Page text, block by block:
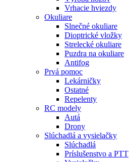
Vrhacie hviezdy
Okuliare
Slnečné okuliare
Dioptrické vložky
Strelecké okuliare
Puzdra na okuliare
Antifog
Prvá pomoc
Lekárničky
Ostatné
Repelenty
RC modely
Autá
Drony
Slúchadlá a vysielačky
Slúchadlá
Príslušenstvo a PTT